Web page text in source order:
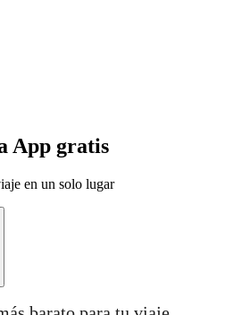
App gratis
en un solo lugar